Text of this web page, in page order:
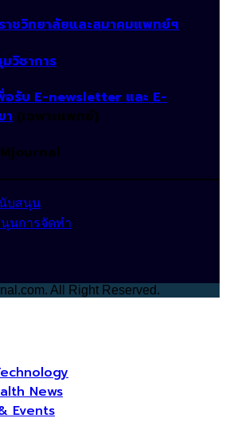
าชวิทยาลัยและสมาคมแพทย์ฯ
วิชาการ
รับ E-newsletter และ E-
า (เฉพาะแพทย์)
บสนุน
นการจัดทำ
All Right Reserved.
News
Events